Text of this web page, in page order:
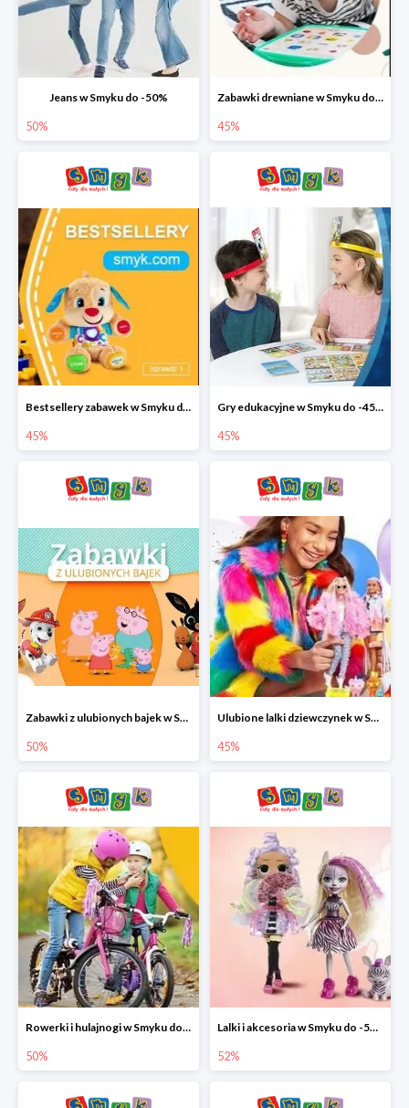
Jeans w Smyku do -50%
50%
Zabawki drewniane w Smyku do -45%
45%
Bestsellery zabawek w Smyku do -45%
45%
Gry edukacyjne w Smyku do -45%
45%
Zabawki z ulubionych bajek w Smyku do -50%
50%
Ulubione lalki dziewczynek w Smyku do -45%
45%
Rowerki i hulajnogi w Smyku do -50%
50%
Lalki i akcesoria w Smyku do -52%
52%